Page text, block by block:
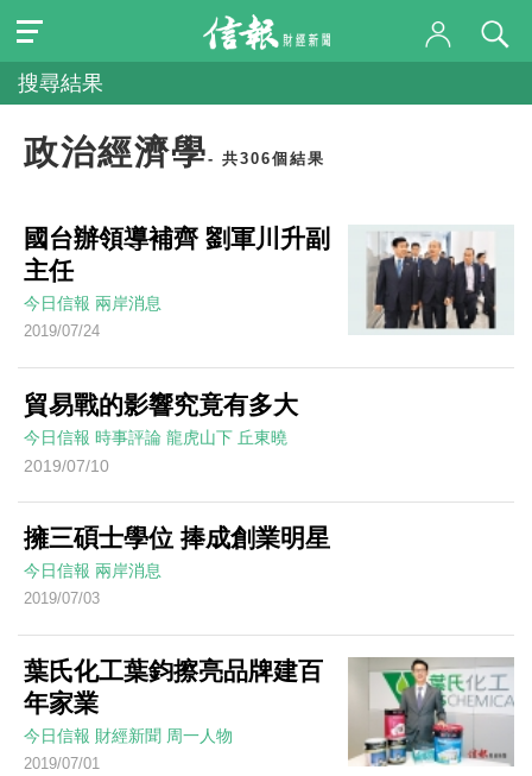
搜尋結果
政治經濟學- 共306個結果
國台辦領導補齊 劉軍川升副
主任
今日信報 兩岸消息
2019/07/24
貿易戰的影響究竟有多大
今日信報 時事評論 龍虎山下 丘東曉
2019/07/10
擁三碩士學位 捧成創業明星
今日信報 兩岸消息
2019/07/03
葉氏化工葉鈞擦亮品牌建百
年家業
今日信報 財經新聞 周一人物
2019/07/01